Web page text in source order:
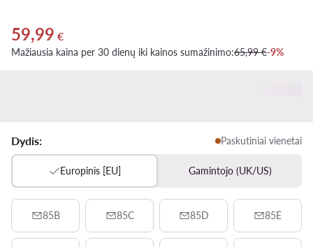
Dabartinė kaina 59,99 €
59,99 €
Mažiausia kaina per 30 dienų iki kainos sumažinimo:65,99 €-9%
Dydis: Paskutiniai vienetai
Europinis [EU] Gamintojo (UK/US)
85B 85C 85D 85E